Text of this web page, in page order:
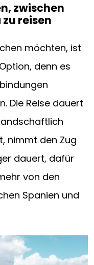
zwischen
reisen
möchten, ist
denn es
Die Reise dauert
nimmt den Zug
dauert, dafür
von den
Spanien und